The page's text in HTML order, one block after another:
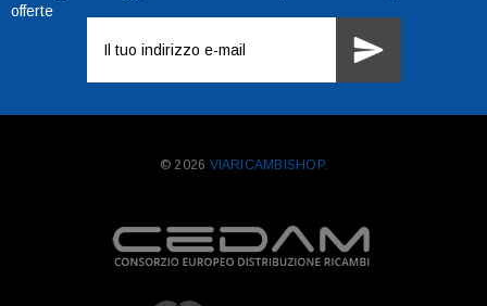
offerte
mail
© 2026 VIARICAMBISHOP.